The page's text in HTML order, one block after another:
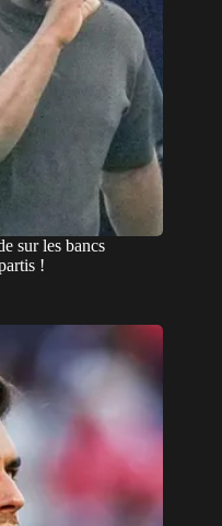
sur les bancs
!